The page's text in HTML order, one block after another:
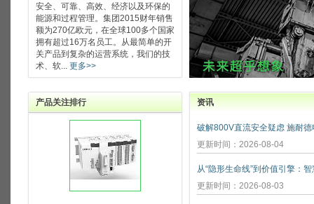
安全、可靠、高效、经济以及环保的
能源和过程管理。集团2015财年销售
额为270亿欧元，在全球100多个国家
拥有超过16万名员工。从最简单的开
关产品到复杂的运营系统，我们的技
术、软... 更多>>
产品关注排行 资讯
更新时间：2026-08-04
更新时间：2026-08-03